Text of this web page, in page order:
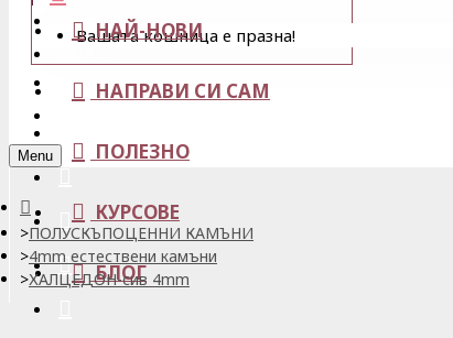
Любими
Вашата кошница е празна!
НАЙ-НОВИ
НАПРАВИ СИ САМ
ПОЛЕЗНО
КУРСОВЕ
БЛОГ
Menu
ПОЛУСКЪПОЦЕННИ КАМЪНИ
4mm естествени камъни
ХАЛЦЕДОН-сив 4mm